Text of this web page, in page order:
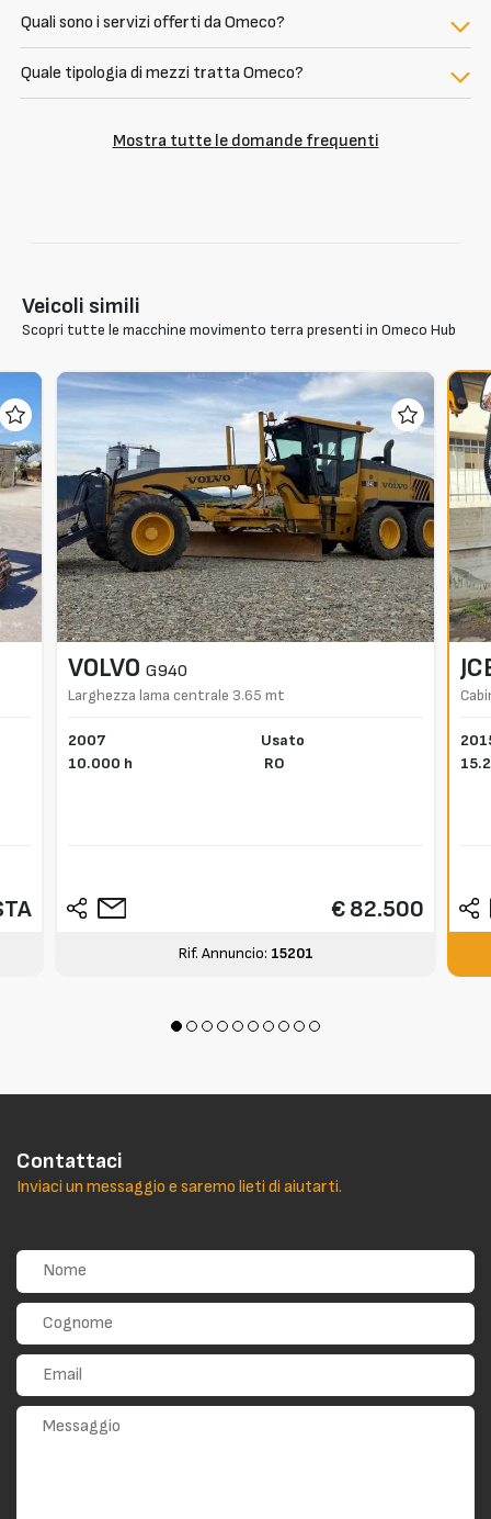
Quali sono i servizi offerti da Omeco?
Quale tipologia di mezzi tratta Omeco?
Mostra tutte le domande frequenti
Veicoli simili
Scopri tutte le macchine movimento terra presenti in Omeco Hub
VOLVO G940
Larghezza lama centrale 3.65 mt
2007
10.000 h
Usato
RO
€ 82.500
Rif. Annuncio: 15201
Contattaci
Inviaci un messaggio e saremo lieti di aiutarti.